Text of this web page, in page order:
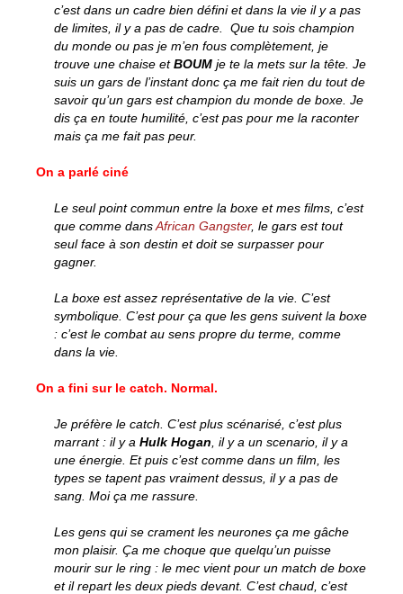
c’est dans un cadre bien défini et dans la vie il y a pas
de limites, il y a pas de cadre. Que tu sois champion
du monde ou pas je m’en fous complètement, je
trouve une chaise etBOUM je te la mets sur la tête. Je
suis un gars de l’instant donc ça me fait rien du tout de
savoir qu’un gars est champion du monde de boxe. Je
dis ça en toute humilité, c’est pas pour me la raconter
mais ça me fait pas peur.
On a parlé ciné
Le seul point commun entre la boxe et mes films, c’est
que comme dansAfrican Gangster, le gars est tout
seul face à son destin et doit se surpasser pour
gagner.
La boxe est assez représentative de la vie. C’est
symbolique. C’est pour ça que les gens suivent la boxe
: c’est le combat au sens propre du terme, comme
dans la vie.
On a fini sur le catch. Normal.
Je préfère le catch. C’est plus scénarisé, c’est plus
marrant : il y a Hulk Hogan , il y a un scenario, il y a
une énergie. Et puis c’est comme dans un film, les
types se tapent pas vraiment dessus, il y a pas de
sang. Moi ça me rassure.
Les gens qui se crament les neurones ça me gâche
mon plaisir. Ça me choque que quelqu’un puisse
mourir sur le ring : le mec vient pour un match de boxe
et il repart les deux pieds devant. C’est chaud, c’est